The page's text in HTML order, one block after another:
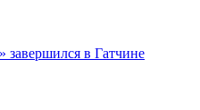
завершился в Гатчине